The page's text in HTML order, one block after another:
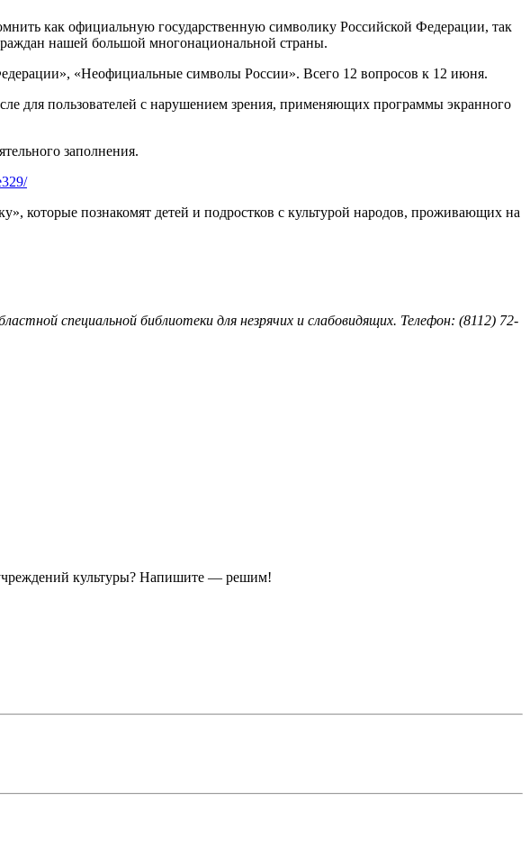
как официальную государственную символику Российской Федерации, так
нашей большой многонациональной страны.
«Неофициальные символы России». Всего 12 вопросов к 12 июня.
для пользователей с нарушением зрения, применяющих программы экранного
заполнения.
которые познакомят детей и подростков с культурой народов, проживающих на
специальной библиотеки для незрячих и слабовидящих. Телефон: (8112) 72-
культуры? Напишите — решим!